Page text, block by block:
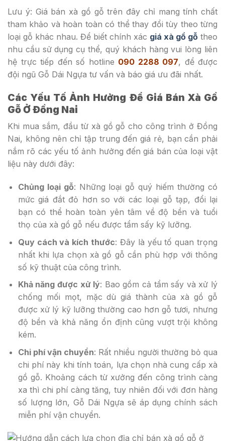
Lưu ý: Giá bán xà gồ gỗ trên đây chỉ mang tính chất
tham khảo và hoàn toàn có thể thay đổi tùy theo từng
loại gỗ khác nhau. Để biết chính xác giá xà gồ gỗ theo
nhu cầu sử dụng cụ thể, quý khách hàng vui lòng liên
hệ trực tiếp đến số hotline 090 2288 097, để được
đội ngũ Gỗ Dái Ngựa tư vấn và báo giá ưu đãi nhất.
Các Yếu Tố Ảnh Hưởng Để Giá Bán Xà Gồ
Gỗ Ở Đồng Nai
Khi mua sắm, đầu từ xà gồ gỗ cho công trình ở Đồng
Nai, không nên chỉ tập trung đến giá rẻ, bạn cần phải
nắm rõ các yếu tố ảnh hưởng đến giá bán của loại vật
liệu này dưới đây:
Chủng loại gỗ: Những loại gỗ quý hiếm thường có
mức giá đắt đỏ hơn so với các loại gỗ tạp, đổi lại
bạn có thể hoàn toàn yên tâm về độ bền và tuổi
thọ của xà gồ gỗ nếu được tẩm sấy kỹ lưỡng.
Quy cách và kích thước: Đây là yếu tố quan trọng
nhất khi lựa chọn xà gồ gỗ cần phù hợp với thông
số kỹ thuật của công trình.
Khả năng được xử lý: Bao gồm cả tẩm sấy và xử lý
chống mối mọt, mặc dù giá thành của xà gồ gỗ
được xử lý kỹ lưỡng thường cao hơn gỗ tươi, nhưng
độ bền và khả năng ổn định cũng vượt trội không
kém.
Chi phí vận chuyển: Rất nhiều người thường bỏ qua
chi phí này khi tính toán, lựa chọn nhà cung cấp xà
gồ gỗ. Khoảng cách từ xưởng đến công trình càng
xa thì chi phí càng tăng, tuy nhiên đối với đơn hàng
số lượng lớn, Gỗ Dái Ngựa sẽ áp dụng chính sách
miễn phí vận chuyển.